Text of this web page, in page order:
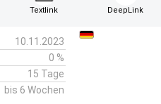
Textlink DeepLink
10.11.2023
0 %
15 Tage
bis 6 Wochen